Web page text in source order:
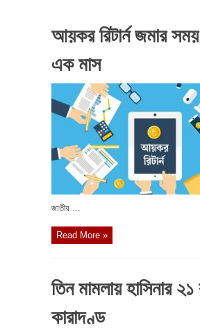
আয়কর রিটার্ন জমার
এক মাস
জাতীয় ...
Read More »
তিন মামলায় হাসিনার
কারাদণ্ড